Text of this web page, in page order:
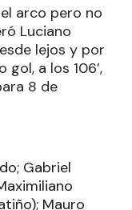
arco pero no
Luciano
lejos y por
a los 106’,
8 de
Gabriel
Mauro